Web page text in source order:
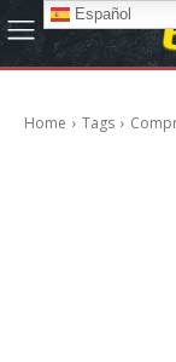
Home Tags
Español